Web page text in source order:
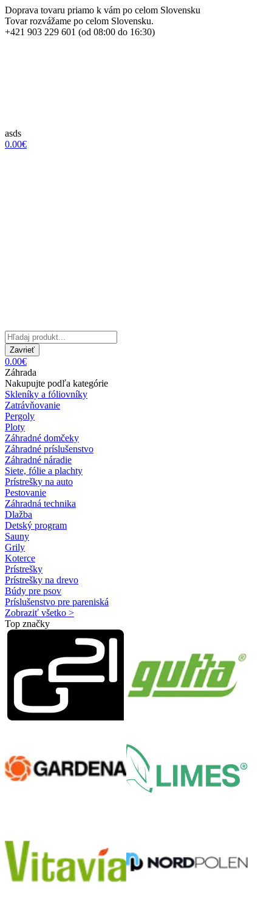
Doprava tovaru priamo k vám po celom Slovensku
Tovar rozvážame po celom Slovensku.
+421 903 229 601 (od 08:00 do 16:30)
asds
0.00€
Zavrieť
0.00€
Záhrada
Nakupujte podľa kategórie
Skleníky a fóliovníky
Zatrávňovanie
Pergoly
Ploty
Záhradné domčeky
Záhradné príslušenstvo
Záhradné náradie
Siete, fólie a plachty
Prístrešky na auto
Pestovanie
Záhradná technika
Dlažba
Detský program
Sauny
Grily
Koterce
Prístrešky
Prístrešky na drevo
Búdy pre psov
Príslušenstvo pre pareniská
Zobraziť všetko >
Top značky